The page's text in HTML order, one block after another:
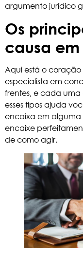
argumento jurídico
Os
causa
Aqui está o
especialista em
frentes, e cada
esses tipos ajuda
encaixa em alguma
encaixe
de como agir.